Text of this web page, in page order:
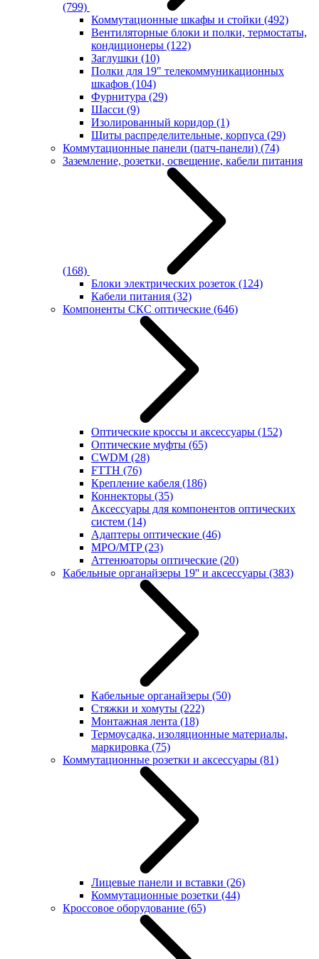
(799)
Коммутационные шкафы и стойки (492)
Вентиляторные блоки и полки, термостаты,
кондиционеры (122)
Заглушки (10)
Полки для 19" телекоммуникационных
шкафов (104)
Фурнитура (29)
Шасси (9)
Изолированный коридор (1)
Щиты распределительные, корпуса (29)
Коммутационные панели (патч-панели) (74)
Заземление, розетки, освещение, кабели питания
(168)
Блоки электрических розеток (124)
Кабели питания (32)
Компоненты СКС оптические (646)
Оптические кроссы и аксессуары (152)
Оптические муфты (65)
CWDM (28)
FTTH (76)
Крепление кабеля (186)
Коннекторы (35)
Аксессуары для компонентов оптических
систем (14)
Адаптеры оптические (46)
MPO/MTP(23)
Аттенюаторы оптические (20)
Кабельные органайзеры 19'' и аксессуары (383)
Кабельные органайзеры (50)
Стяжки и хомуты (222)
Монтажная лента (18)
Термоусадка, изоляционные материалы,
маркировка (75)
Коммутационные розетки и аксессуары (81)
Лицевые панели и вставки (26)
Коммутационные розетки (44)
Кроссовое оборудование (65)